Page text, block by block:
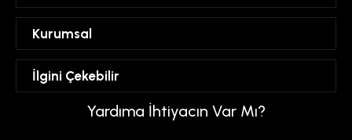
Hesabım
Favorilerim
Kurumsal
Mesafeli Satış Sözleşmesi
Üyelik Sözleşmesi
Gizlilik ve Güvenlik Politikası
İlgini Çekebilir
Yardıma İhtiyacın Var Mı?